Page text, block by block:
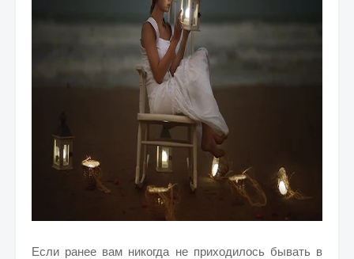
Если ранее вам никогда не приходилось бывать в